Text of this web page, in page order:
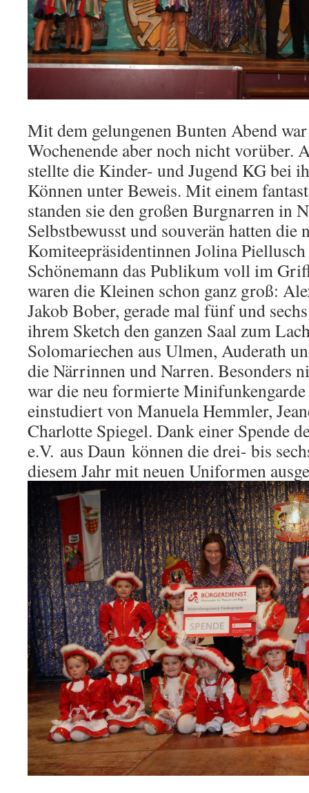
Mit dem gelungenen Bunten Abend
Wochenende aber noch nicht vorüber.
stellte die Kinder- und Jugend KG bei
Können unter Beweis. Mit einem
standen sie den großen Burgnarren in
Selbstbewusst und souverän hatten die
Komiteepräsidentinnen Jolina
Schönemann das Publikum voll im
waren die Kleinen schon ganz groß:
Jakob Bober, gerade mal fünf und
ihrem Sketch den ganzen Saal zum
Solomariechen aus Ulmen, Auderath
die Närrinnen und Narren. Besonders
war die neu formierte
einstudiert von Manuela Hemmler,
Charlotte Spiegel. Dank einer Spende
e.V. aus Daun können die drei- bis
diesem Jahr mit neuen Uniformen